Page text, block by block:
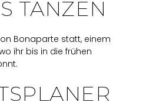
TANZEN
Bonaparte statt, einem
ihr bis in die frühen